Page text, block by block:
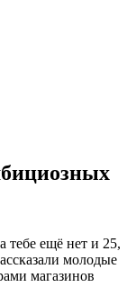
тебе ещё нет и 25,
молодые
магазинов